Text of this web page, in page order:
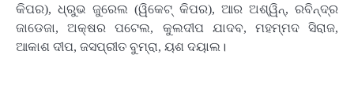
କିପର), ଧ୍ରୁଭ ଜୁରେଲ (ୱିକେଟ୍ କିପର), ଆର ଅଶ୍ୱିନ୍, ରବିନ୍ଦ୍ର
ଜାଡେଜା, ଅକ୍ଷର ପଟେଲ, କୁଲଦୀପ ଯାଦବ, ମହମ୍ମଦ ସିରାଜ,
ଆକାଶ ଦୀପ, ଜସପ୍ରୀତ ବୁମ୍ରା, ୟଶ ଦୟାଲ।